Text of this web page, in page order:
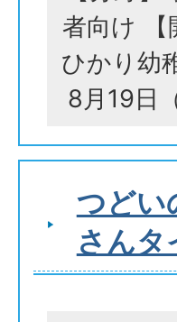
者向け 【
ひかり幼
8月19日
つどい
さんタ